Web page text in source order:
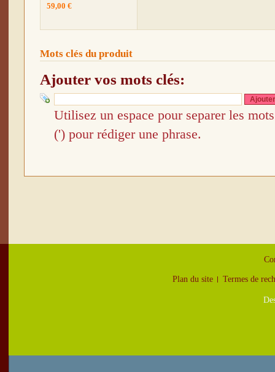
59,00 €
Mots clés du produit
Ajouter vos mots clés:
Utilisez un espace pour separer les
(') pour rédiger une phrase.
Plan du site Termes de